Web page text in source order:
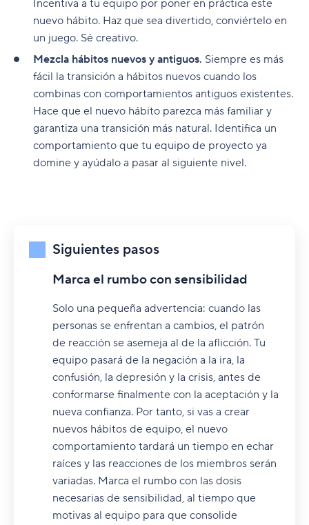
Incentiva a tu equipo por poner en práctica este
nuevo hábito. Haz que sea divertido, conviértelo en
un juego. Sé creativo.
Mezcla hábitos nuevos y antiguos. Siempre es más
fácil la transición a hábitos nuevos cuando los
combinas con comportamientos antiguos existentes.
Hace que el nuevo hábito parezca más familiar y
garantiza una transición más natural. Identifica un
comportamiento que tu equipo de proyecto ya
domine y ayúdalo a pasar al siguiente nivel.
Siguientes pasos
Marca el rumbo con sensibilidad
Solo una pequeña advertencia: cuando las
personas se enfrentan a cambios, el patrón
de reacción se asemeja al de la aflicción. Tu
equipo pasará de la negación a la ira, la
confusión, la depresión y la crisis, antes de
conformarse finalmente con la aceptación y la
nueva confianza. Por tanto, si vas a crear
nuevos hábitos de equipo, el nuevo
comportamiento tardará un tiempo en echar
raíces y las reacciones de los miembros serán
variadas. Marca el rumbo con las dosis
necesarias de sensibilidad, al tiempo que
motivas al equipo para que consolide